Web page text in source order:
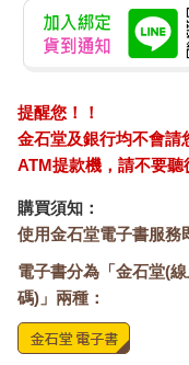
提醒您！！
金石堂及銀行均不會請
ATM提款機，請不要聽
購買須知：
使用金石堂電子書服務
電子書分為「金石堂(
碼)」兩種：